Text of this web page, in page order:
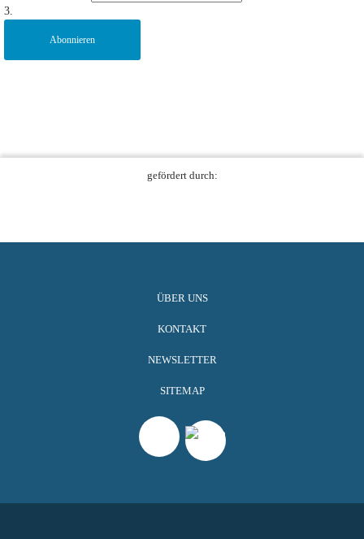
3.
Abonnieren
gefördert durch:
ÜBER UNS
KONTAKT
NEWSLETTER
SITEMAP